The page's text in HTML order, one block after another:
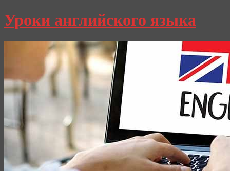
Уроки английского языка